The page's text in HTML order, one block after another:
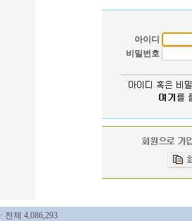
아이디
비밀번호
· 전체 4,086,293